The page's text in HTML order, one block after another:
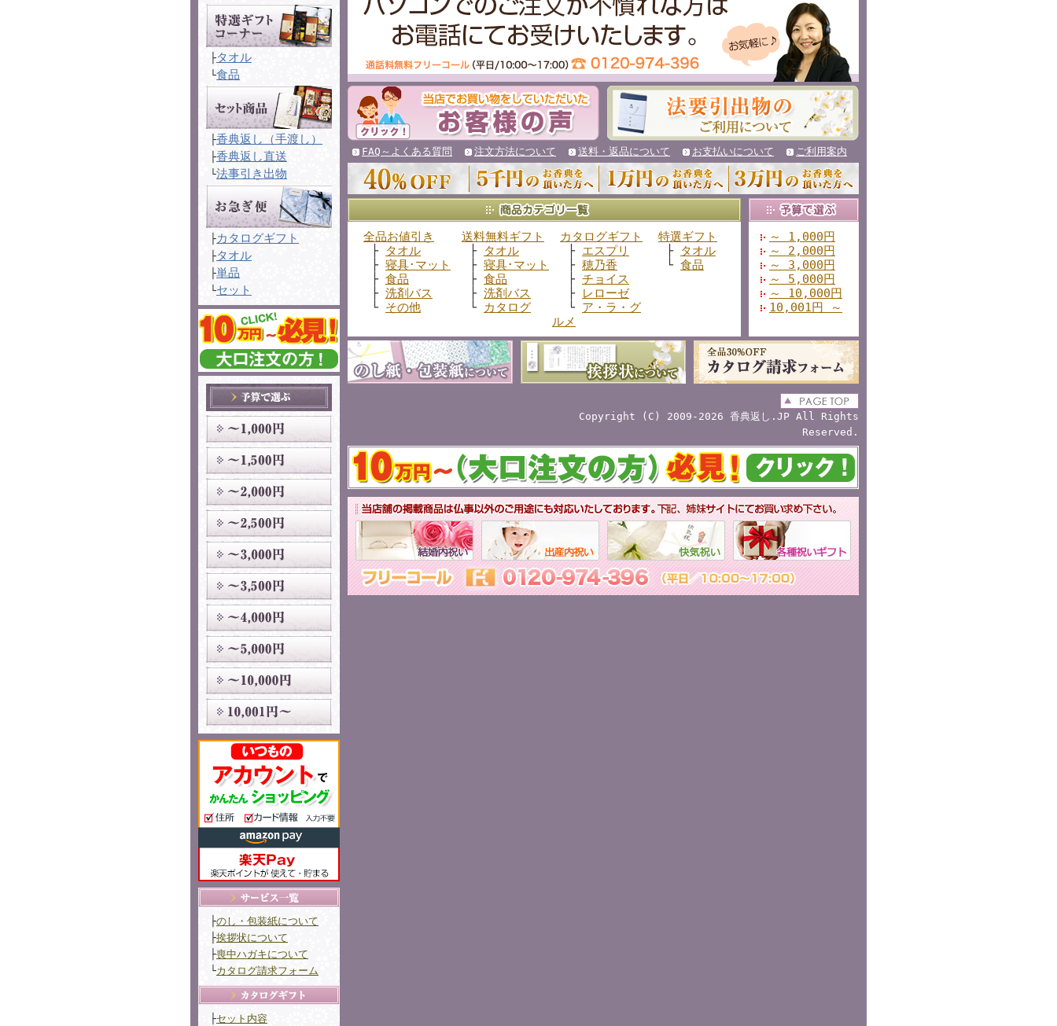
├タオル
└食品
├香典返し（手渡し）
├香典返し直送
└法事引き出物
├カタログギフト
├タオル
├単品
└セット
├のし・包装紙について
├挨拶状について
├喪中ハガキについて
└カタログ請求フォーム
├セット内容
FAQ～よくある質問 注文方法について 送料・返品について お支払いについて ご利用案内
全品お値引き
├ タオル
├ 寝具･マット
├ 食品
├ 洗剤バス
└ その他
送料無料ギフト
├ タオル
├ 寝具･マット
├ 食品
├ 洗剤バス
└ カタログ
カタログギフト
├ エスプリ
├ 穂乃香
├ チョイス
├ レローゼ
└ ア・ラ・グ
ルメ
特選ギフト
├ タオル
└ 食品
～ 1,000円
～ 2,000円
～ 3,000円
～ 5,000円
～ 10,000円
10,001円 ～
Copyright (C) 2009-2026 香典返し .JP All Rights
Reserved.